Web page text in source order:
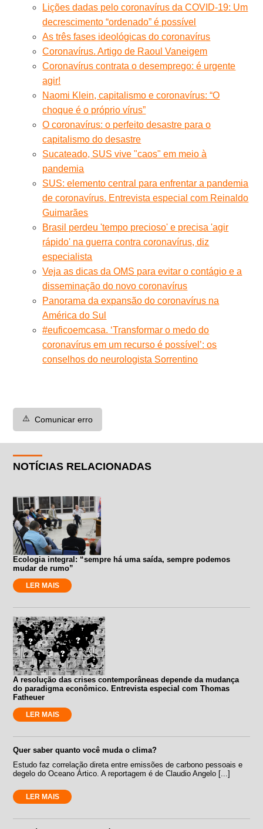
Lições dadas pelo coronavírus da COVID-19: Um
decrescimento “ordenado” é possível
As três fases ideológicas do coronavírus
Coronavírus. Artigo de Raoul Vaneigem
Coronavírus contrata o desemprego: é urgente
agir!
Naomi Klein, capitalismo e coronavírus: “O
choque é o próprio vírus”
O coronavírus: o perfeito desastre para o
capitalismo do desastre
Sucateado, SUS vive "caos" em meio à
pandemia
SUS: elemento central para enfrentar a pandemia
de coronavírus. Entrevista especial com Reinaldo
Guimarães
Brasil perdeu 'tempo precioso' e precisa 'agir
rápido' na guerra contra coronavírus, diz
especialista
Veja as dicas da OMS para evitar o contágio e a
disseminação do novo coronavírus
Panorama da expansão do coronavírus na
América do Sul
#euficoemcasa. ‘Transformar o medo do
coronavírus em um recurso é possível’: os
conselhos do neurologista Sorrentino
⚠️ Comunicar erro
NOTÍCIAS RELACIONADAS
Ecologia integral: “sempre há uma saída, sempre podemos
mudar de rumo”
LER MAIS
A resolução das crises contemporâneas depende da mudança
do paradigma econômico. Entrevista especial com Thomas
Fatheuer
LER MAIS
Quer saber quanto você muda o clima?
Estudo faz correlação direta entre emissões de carbono pessoais e
degelo do Oceano Ártico. A reportagem é de Claudio Angelo [...]
LER MAIS